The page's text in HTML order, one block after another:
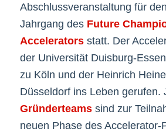
Abschlussveranstaltung für
Jahrgang des Future
Acceleratorsstatt. Der
der Universität Duisburg-
zu Köln und der Heinrich
Düsseldorf ins Leben gerufen.
Gründerteamssind zur
neuen Phase des Accelerator-